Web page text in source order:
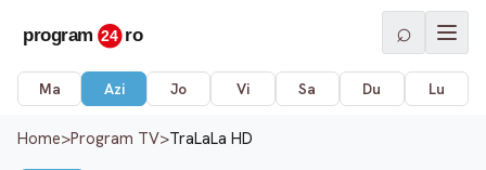
⌕
Ma Azi Jo Vi Sa Du Lu
Home>Program TV>TraLaLa HD